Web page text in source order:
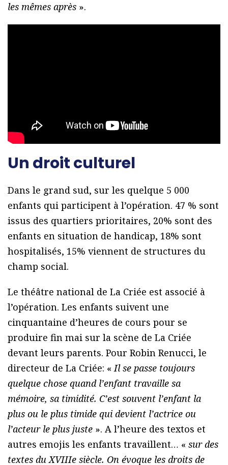
les mêmes après ».
Un droit culturel
Dans le grand sud, sur les quelque 5 000
enfants qui participent à l’opération. 47 % sont
issus des quartiers prioritaires, 20% sont des
enfants en situation de handicap, 18% sont
hospitalisés, 15% viennent de structures du
champ social.
Le théâtre national de La Criée est associé à
l’opération. Les enfants suivent une
cinquantaine d’heures de cours pour se
produire fin mai sur la scène de La Criée
devant leurs parents. Pour Robin Renucci, le
directeur de La Criée: «Il se passe toujours
quelque chose quand l’enfant travaille sa
mémoire, sa timidité. C’est souvent l’enfant la
plus ou le plus timide qui devient l’actrice ou
l’acteur le plus juste ». A l’heure des textos et
autres emojis les enfants travaillent… « sur des
textes du XVIIIe siècle. On évoque les droits de